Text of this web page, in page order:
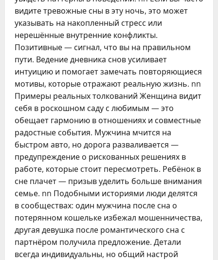
видите тревожные сны в эту ночь, это может
указывать на накопленный стресс или
нерешённые внутренние конфликты.
Позитивные — сигнал, что вы на правильном
пути. Ведение дневника снов усиливает
интуицию и помогает замечать повторяющиеся
мотивы, которые отражают реальную жизнь. nn
Примеры реальных толкований Женщина видит
себя в роскошном саду с любимым — это
обещает гармонию в отношениях и совместные
радостные события. Мужчина мчится на
быстром авто, но дорога разваливается —
предупреждение о рискованных решениях в
работе, которые стоит пересмотреть. Ребёнок в
сне плачет — призыв уделить больше внимания
семье. nn Подобными историями люди делятся
в сообществах: один мужчина после сна о
потерянном кошельке избежал мошенничества,
другая девушка после романтического сна с
партнёром получила предложение. Детали
всегда индивидуальны, но общий настрой